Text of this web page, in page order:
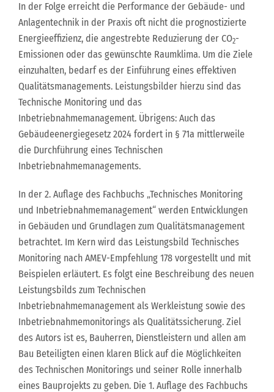
In der Folge erreicht die Performance der Gebäude- und
Anlagentechnik in der Praxis oft nicht die prognostizierte
Energieeffizienz, die angestrebte Reduzierung der CO2-
Emissionen oder das gewünschte Raumklima. Um die Ziele
einzuhalten, bedarf es der Einführung eines effektiven
Qualitätsmanagements. Leistungsbilder hierzu sind das
Technische Monitoring und das
Inbetriebnahmemanagement. Übrigens: Auch das
Gebäudeenergiegesetz 2024 fordert in § 71a mittlerweile
die Durchführung eines Technischen
Inbetriebnahmemanagements.
In der 2. Auflage des Fachbuchs „Technisches Monitoring
und Inbetriebnahmemanagement“ werden Entwicklungen
in Gebäuden und Grundlagen zum Qualitätsmanagement
betrachtet. Im Kern wird das Leistungsbild Technisches
Monitoring nach AMEV-Empfehlung 178 vorgestellt und mit
Beispielen erläutert. Es folgt eine Beschreibung des neuen
Leistungsbilds zum Technischen
Inbetriebnahmemanagement als Werkleistung sowie des
Inbetriebnahmemonitorings als Qualitätssicherung. Ziel
des Autors ist es, Bauherren, Dienstleistern und allen am
Bau Beteiligten einen klaren Blick auf die Möglichkeiten
des Technischen Monitorings und seiner Rolle innerhalb
eines Bauprojekts zu geben. Die 1. Auflage des Fachbuchs